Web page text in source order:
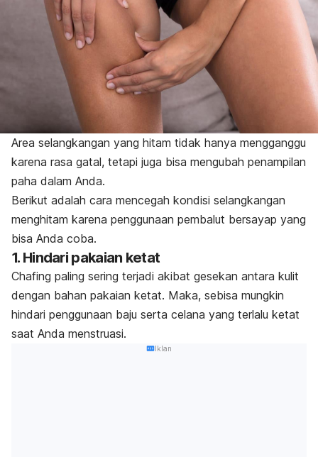
Area selangkangan yang hitam tidak hanya mengganggu
karena rasa gatal, tetapi juga bisa mengubah penampilan
paha dalam Anda.
Berikut adalah cara mencegah kondisi selangkangan
menghitam karena penggunaan pembalut bersayap yang
bisa Anda coba.
1. Hindari pakaian ketat
Chafing paling sering terjadi akibat gesekan antara kulit
dengan bahan pakaian ketat. Maka, sebisa mungkin
hindari penggunaan baju serta celana yang terlalu ketat
saat Anda menstruasi.
Iklan